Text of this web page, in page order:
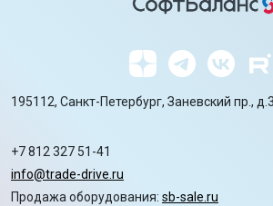
195112, Санкт-Петербург, Заневский пр.,
+7 812 327 51-41
info@trade-drive.ru
Продажа оборудования: sb-sale.ru